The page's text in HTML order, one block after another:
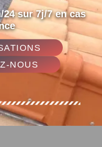
sur 7j/7 en cas
NOUS